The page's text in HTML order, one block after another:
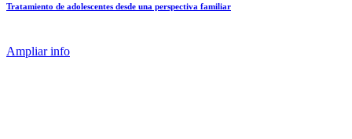
Tratamiento de adolescentes desde una perspectiva familiar
Ampliar info